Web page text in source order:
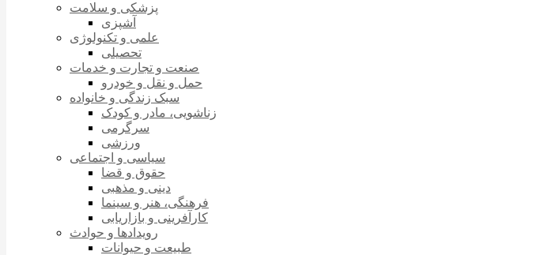
پزشکی و سلامت
آشپزی
علمی و تکنولوژی
تحصیلی
صنعت و تجارت و خدمات
حمل و نقل و خودرو
سبک زندگی و خانواده
زناشویی، مادر و کودک
سرگرمی
ورزشی
سیاسی و اجتماعی
حقوق و قضا
دینی و مذهبی
فرهنگی، هنر و سینما
کارآفرینی و بازاریابی
رویدادها و حوادث
طبیعت و حیوانات